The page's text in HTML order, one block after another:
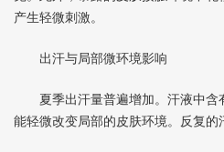
产生轻微刺激。
出汗与局部微环境影响
夏季出汗量普遍增加。汗液中含
能轻微改变局部的皮肤环境。反复